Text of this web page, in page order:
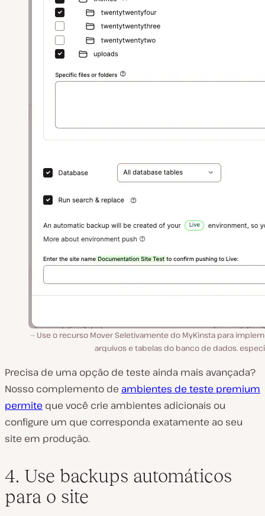
Use o recurso Mover Seletivamente do MyKinsta para
arquivos e tabelas do banco de dados.
Precisa de uma opção de teste ainda mais avançada?
Nosso complemento de ambientes de teste premium
permite que você crie ambientes adicionais ou
configure um que corresponda exatamente ao seu
site em produção.
4. Use backups automáticos
para o site